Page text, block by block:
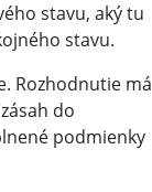
stavu, aký tu
stavu.
Rozhodnutie má
do
podmienky